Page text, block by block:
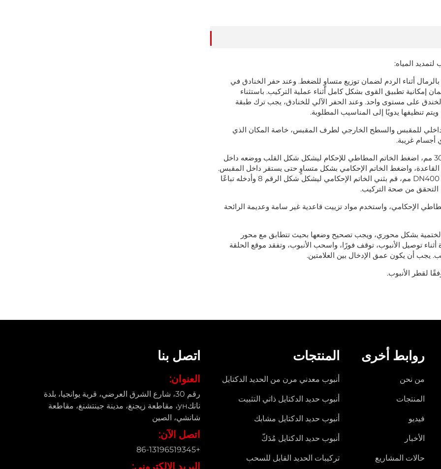
لتمديد المياه:
بالرمال أثناء الردم لضمان توزيع متساوٍ للضغط. وعند حفر الخنادق في
تطبيق القوى بشكل كامل أثناء عملية التركيب. باستثناء
على مستوى واحد. وعند الحفر الآلي للخنادق، يجب ترك طبقة
للمقبس والسطح الخارجي لطرف المقبس، خاصة المكان الذي
أجسام غريبة.
3. بالنسبة لمواسير الحديد الدكتايل بقطر DN80 مم - 300 مم، اضغط الخاتم المطاطي للإحكام ليشكل شكل القلب ووضعه داخل
واضغط الخاتم الإحكامي بشكل متساوٍ حتى يستقر داخل المقبس.
أما بالنسبة لمواسير الحديد الدكتايل التي يزيد قطرها عن DN400 مم، قم بثني الخاتم الإحكامي ليشكل شكل الرقم 8 وأدخله تباعًا
التحقق من صحة التركيب.
الإحكامي، واستخدم مواد تزييت قاعدية غير سامة وعديمة الرائحة
بشكل محوري، ويجب تصحيح وضعها بحيث تتطابق مع محور
أثناء توصيل الأنبوب، توقف فورًا، واسحب الأنبوب، وتفقد موقع الحلقة
يجب أن يكون عمق الإدخال بين العلامتين.
روابط أخرى
من نحن
المنتجات
فيديو
الأخبار
حالات المشاريع
المنتجات
أنبوب معدني مرن من الحديد الدكتايل
أنبوب حديد الدكتايل ذاتي التثبيت
أنبوب حديد الدكتايل مشابك
أنبوب حديد الدكتايل مُدَكّ
تركيبات الحديد القابل للسحب
اتصل بنا
العنوان:
رقم 30، شارع الشرق العرضي، قرية يوانجيا، بلدة
نانكун، مقاطعة زيجنغ، مدينة جينتشنغ، مقاطعة
شانشي، الصين
اتصل الآن:
+86-13196519345
البريد الإلكتروني: